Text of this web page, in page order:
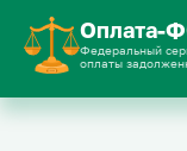
Оплата-
Федеральный
оплаты